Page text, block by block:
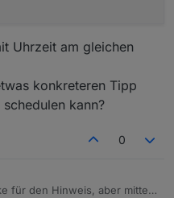
Uhrzeit am gleichen
konkreteren Tipp
kann?
0
für den Hinweis, aber mittels